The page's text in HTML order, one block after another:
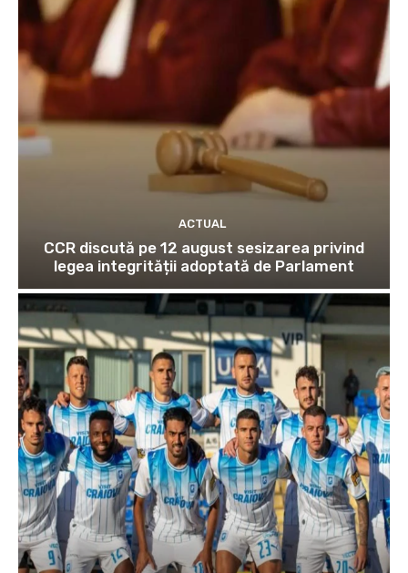
ACTUAL
CCR discută pe 12 august sesizarea privind
legea integrității adoptată de Parlament